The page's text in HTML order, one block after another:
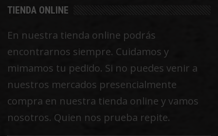
TIENDA ONLINE
En nuestra tienda online podrás
encontrarnos siempre. Cuidamos y
mimamos tu pedido. Si no puedes venir a
nuestros mercados presencialmente
compra en nuestra tienda online y vamos
nosotros. Quien nos prueba repite.